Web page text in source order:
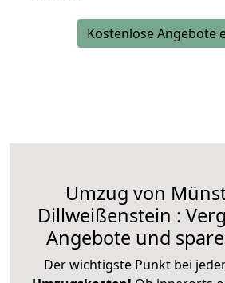
Kostenlose Angebote
Umzug von
Dillweißenstein :
Angebote und
Der wichtigste Punkt bei